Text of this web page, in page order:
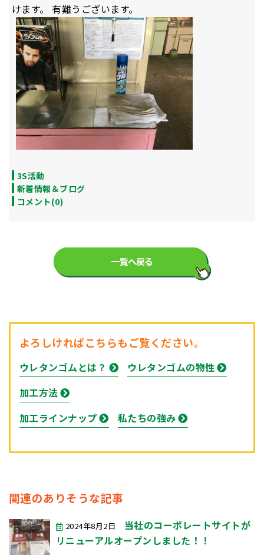
けます。 有難うございます。
3S活動
新着情報＆ブログ
コメント(0)
一覧へ戻る
よろしければこちらもご覧ください。
ウレタンゴムとは？
ウレタンゴムの物性
加工方法
加工ラインナップ
私たちの強み
関連のありそうな記事
2024年8月2日
当社のコーポレートサイトが
リニューアルオープンしました！！